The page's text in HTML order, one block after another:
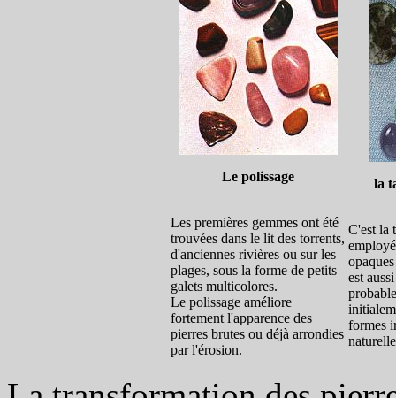
Le polissage
Les premières gemmes ont été
trouvées dans le lit des torrents,
d'anciennes rivières ou sur les
plages, sous la forme de petits
galets multicolores.
Le polissage améliore
fortement l'apparence des
pierres brutes ou déjà arrondies
par l'érosion.
la
C'est la
est
formes